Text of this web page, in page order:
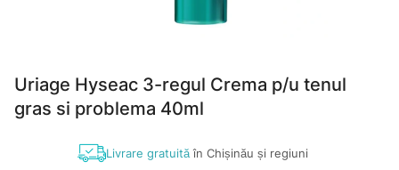
Uriage Hyseac 3-regul Crema p/u tenul
gras si problema 40ml
Livrare gratuităîn Chișinău și regiuni